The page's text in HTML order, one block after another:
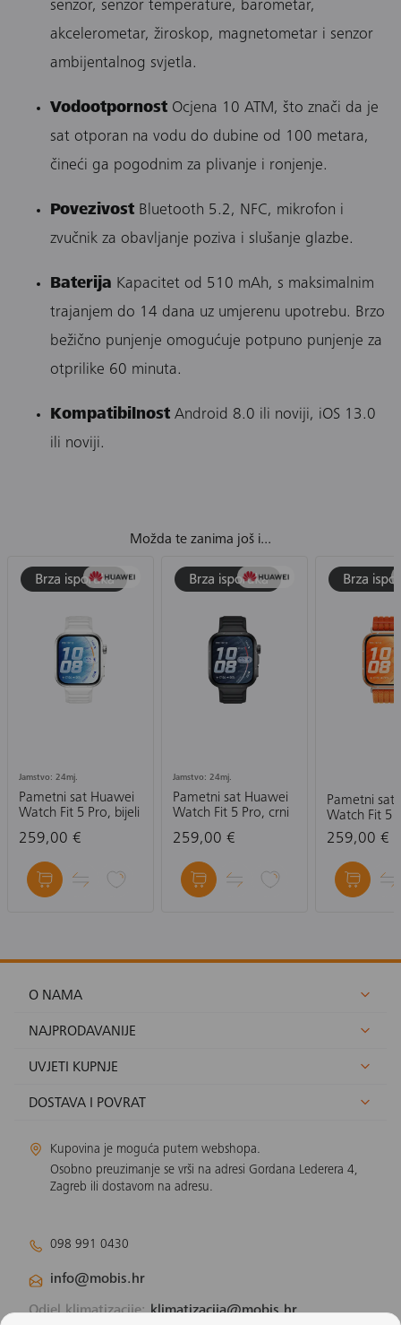
senzor, senzor temperature, barometar,
akcelerometar, žiroskop, magnetometar i senzor
ambijentalnog svjetla. ​
Vodootpornost Ocjena 10 ATM, što znači da je
sat otporan na vodu do dubine od 100 metara,
čineći ga pogodnim za plivanje i ronjenje. ​
Povezivost Bluetooth 5.2, NFC, mikrofon i
zvučnik za obavljanje poziva i slušanje glazbe.​
Baterija Kapacitet od 510 mAh, s maksimalnim
trajanjem do 14 dana uz umjerenu upotrebu. Brzo
bežično punjenje omogućuje potpuno punjenje za
otprilike 60 minuta. ​
Kompatibilnost Android 8.0 ili noviji, iOS 13.0
ili noviji.​
Možda te zanima još i...
Jamstvo: 24mj.
Pametni sat Huawei
Watch Fit 5 Pro, bijeli
259,00 €
Jamstvo: 24mj.
Pametni sat Huawei
Watch Fit 5 Pro, crni
259,00 €
Pametni sat
Watch Fit 5
narančasti
259,00 €
O NAMA
NAJPRODAVANIJE
UVJETI KUPNJE
DOSTAVA I POVRAT
Kupovina je moguća putem webshopa.
Osobno preuzimanje se vrši na adresi Gordana Lederera 4,
Zagreb ili dostavom na adresu.
098 991 0430
info@mobis.hr
Odjel klimatizacije:klimatizacija@mobis.hr